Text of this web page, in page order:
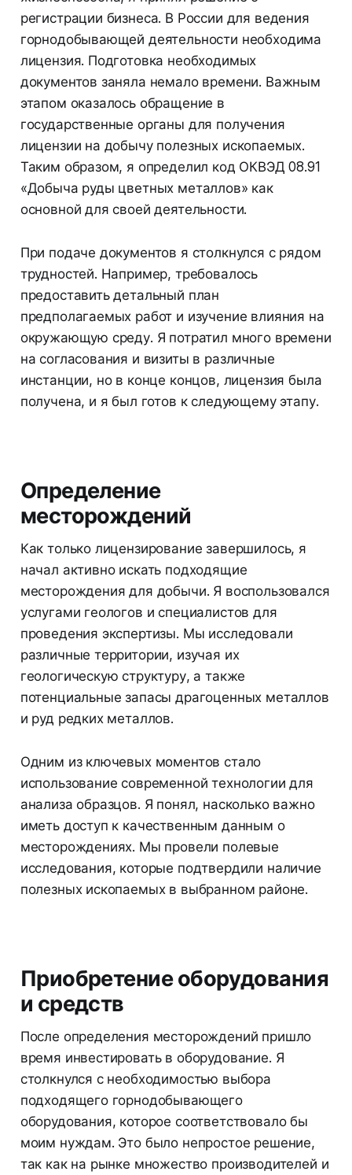
регистрации бизнеса. В России для ведения
горнодобывающей деятельности необходима
лицензия. Подготовка необходимых
документов заняла немало времени. Важным
этапом оказалось обращение в
государственные органы для получения
лицензии на добычу полезных ископаемых.
Таким образом, я определил код ОКВЭД 08.91
«Добыча руды цветных металлов» как
основной для своей деятельности.
При подаче документов я столкнулся с рядом
трудностей. Например, требовалось
предоставить детальный план
предполагаемых работ и изучение влияния на
окружающую среду. Я потратил много времени
на согласования и визиты в различные
инстанции, но в конце концов, лицензия была
получена, и я был готов к следующему этапу.
Определение
месторождений
Как только лицензирование завершилось, я
начал активно искать подходящие
месторождения для добычи. Я воспользовался
услугами геологов и специалистов для
проведения экспертизы. Мы исследовали
различные территории, изучая их
геологическую структуру, а также
потенциальные запасы драгоценных металлов
и руд редких металлов.
Одним из ключевых моментов стало
использование современной технологии для
анализа образцов. Я понял, насколько важно
иметь доступ к качественным данным о
месторождениях. Мы провели полевые
исследования, которые подтвердили наличие
полезных ископаемых в выбранном районе.
Приобретение оборудования
и средств
После определения месторождений пришло
время инвестировать в оборудование. Я
столкнулся с необходимостью выбора
подходящего горнодобывающего
оборудования, которое соответствовало бы
моим нуждам. Это было непростое решение,
так как на рынке множество производителей и